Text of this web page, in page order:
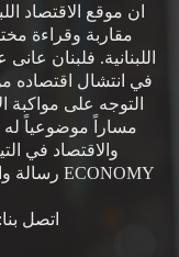
ان موقع الاقتصاد
مقاربة وقراءة
اللبنانية. فلبنان
في انتشال اقتصاده
التوجه على مواكبة
مساراً موضوعياً له
ECONOMY رسالة واضحة، هي: تغليب الاقتصاد على السياسة.
اتصل بنا: